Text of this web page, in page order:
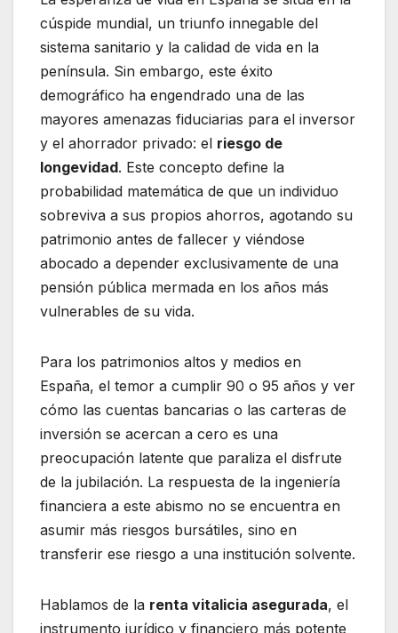
cúspide mundial, un triunfo innegable del
sistema sanitario y la calidad de vida en la
península. Sin embargo, este éxito
demográfico ha engendrado una de las
mayores amenazas fiduciarias para el inversor
y el ahorrador privado: el riesgo de
longevidad. Este concepto define la
probabilidad matemática de que un individuo
sobreviva a sus propios ahorros, agotando su
patrimonio antes de fallecer y viéndose
abocado a depender exclusivamente de una
pensión pública mermada en los años más
vulnerables de su vida.
Para los patrimonios altos y medios en
España, el temor a cumplir 90 o 95 años y ver
cómo las cuentas bancarias o las carteras de
inversión se acercan a cero es una
preocupación latente que paraliza el disfrute
de la jubilación. La respuesta de la ingeniería
financiera a este abismo no se encuentra en
asumir más riesgos bursátiles, sino en
transferir ese riesgo a una institución solvente.
Hablamos de la renta vitalicia asegurada, el
instrumento jurídico y financiero más potente